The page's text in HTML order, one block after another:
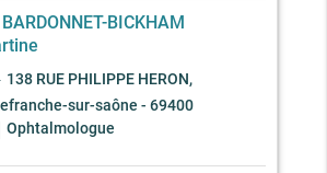
BARDONNET-BICKHAM
138 RUE PHILIPPE HERON,
sur-saône - 69400
Ophtalmologue